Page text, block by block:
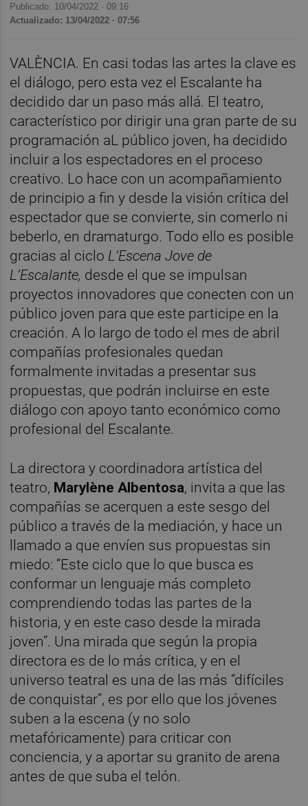
Publicado: 10/04/2022 ·09:16
Actualizado: 13/04/2022 · 07:56
VALÈNCIA. En casi todas las artes la clave es
el diálogo, pero esta vez el Escalante ha
decidido dar un paso más allá. El teatro,
característico por dirigir una gran parte de su
programación aL público joven, ha decidido
incluir a los espectadores en el proceso
creativo. Lo hace con un acompañamiento
de principio a fin y desde la visión crítica del
espectador que se convierte, sin comerlo ni
beberlo, en dramaturgo. Todo ello es posible
gracias al ciclo L’Escena Jove de
L’Escalante, desde el que se impulsan
proyectos innovadores que conecten con un
público joven para que este participe en la
creación. A lo largo de todo el mes de abril
compañías profesionales quedan
formalmente invitadas a presentar sus
propuestas, que podrán incluirse en este
diálogo con apoyo tanto económico como
profesional del Escalante.
La directora y coordinadora artística del
teatro, Marylène Albentosa, invita a que las
compañías se acerquen a este sesgo del
público a través de la mediación, y hace un
llamado a que envíen sus propuestas sin
miedo: “Este ciclo que lo que busca es
conformar un lenguaje más completo
comprendiendo todas las partes de la
historia, y en este caso desde la mirada
joven”. Una mirada que según la propia
directora es de lo más crítica, y en el
universo teatral es una de las más “difíciles
de conquistar”, es por ello que los jóvenes
suben a la escena (y no solo
metafóricamente) para criticar con
conciencia, y a aportar su granito de arena
antes de que suba el telón.